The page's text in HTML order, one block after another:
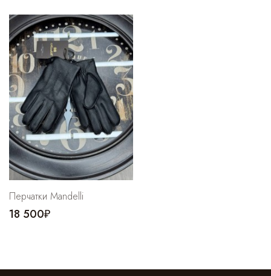
Перчатки Mandelli
18 500₽